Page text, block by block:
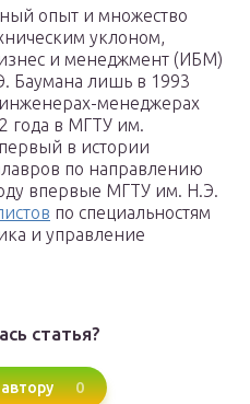
опыт и множество
уклоном,
и менеджмент (ИБМ)
Баумана лишь в 1993
инженерах-менеджерах
года в МГТУ им.
в истории
по направлению
впервые МГТУ им. Н.Э.
по специальностям
и управление
статья?
0